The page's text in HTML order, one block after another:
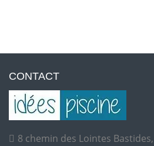
CONTACT
8 chemin des Lointes